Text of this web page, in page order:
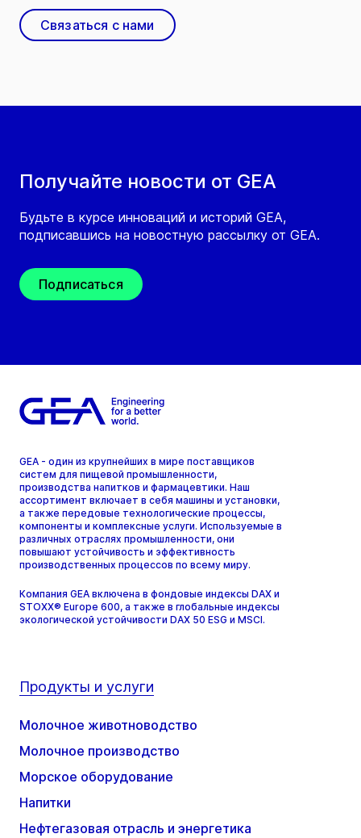
Получайте новости от GEA
Будьте в курсе инноваций и историй GEA,
подписавшись на новостную рассылку от GEA.
Подписаться
Связаться с нами
GEA - один из крупнейших в мире поставщиков
систем для пищевой промышленности,
производства напитков и фармацевтики. Наш
ассортимент включает в себя машины и установки,
а также передовые технологические процессы,
компоненты и комплексные услуги. Используемые в
различных отраслях промышленности, они
повышают устойчивость и эффективность
производственных процессов по всему миру.
Компания GEA включена в фондовые индексы DAX и
STOXX® Europe 600, а также в глобальные индексы
экологической устойчивости DAX 50 ESG и MSCI.
Продукты и услуги
Молочное животноводство
Молочное производство
Морское оборудование
Напитки
Нефтегазовая отрасль и энергетика